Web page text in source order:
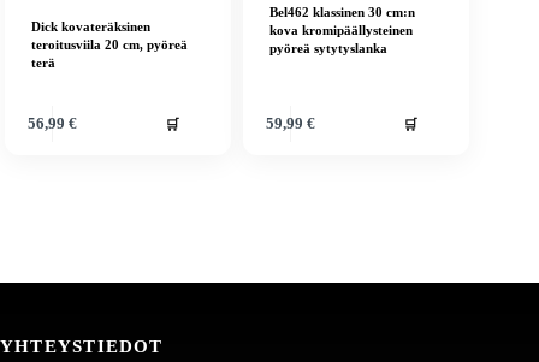
Dick kovateräksinen
teroitusviila 20 cm, pyöreä
terä
56,99 € 🛒
Bel462 klassinen 30 cm:n
kova kromipäällysteinen
pyöreä sytytyslanka
59,99 € 🛒
YHTEYSTIEDOT